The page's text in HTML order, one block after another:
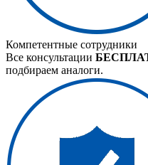
Компетентные сотрудники
Все консультации
подбираем аналоги.